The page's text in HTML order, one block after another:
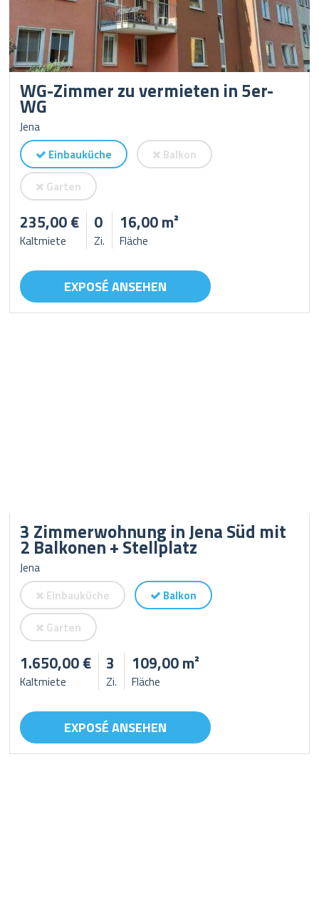
WG-Zimmer zu vermieten in 5er-
WG
Jena
Einbauküche
Balkon
Garten
235,00 €
Kaltmiete
0
Zi.
16,00 m²
Fläche
EXPOSÉ ANSEHEN
3 Zimmerwohnung in Jena Süd mit
2 Balkonen + Stellplatz
Jena
Einbauküche
Balkon
Garten
1.650,00 €
Kaltmiete
3
Zi.
109,00 m²
Fläche
EXPOSÉ ANSEHEN